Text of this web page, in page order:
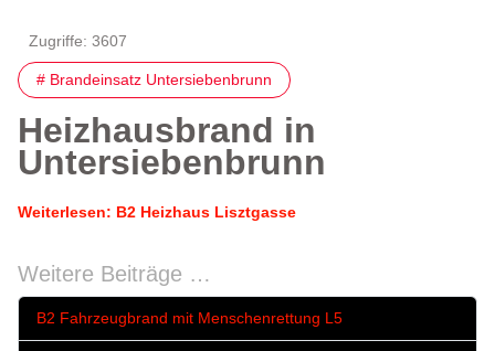
Zugriffe: 3607
# Brandeinsatz Untersiebenbrunn
Heizhausbrand in
Untersiebenbrunn
Weiterlesen: B2 Heizhaus Lisztgasse
Weitere Beiträge …
B2 Fahrzeugbrand mit Menschenrettung L5